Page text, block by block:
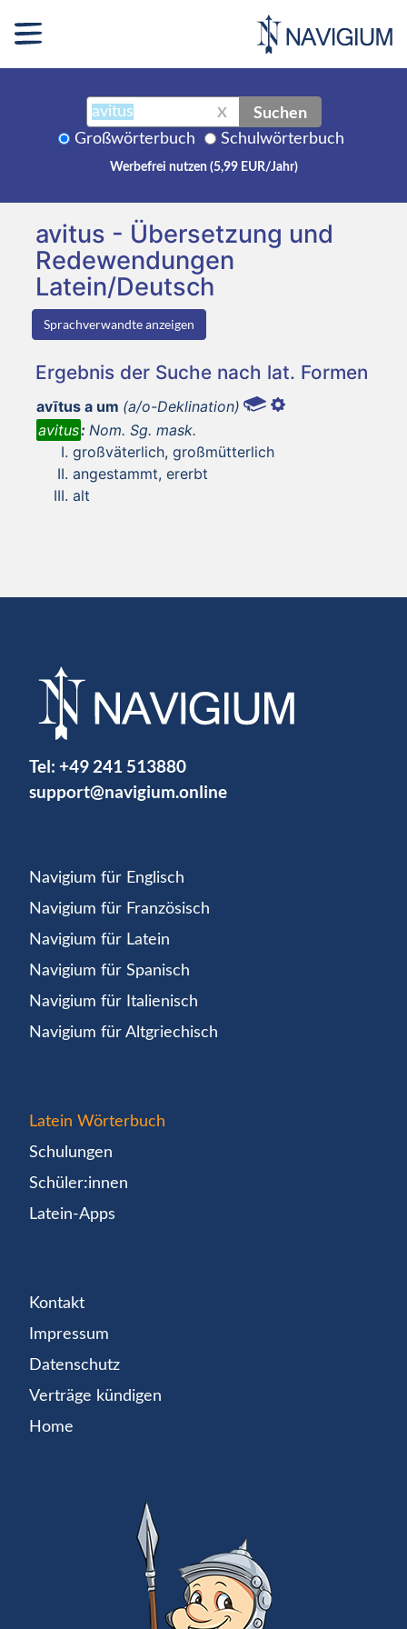
X Suchen
Großwörterbuch Schulwörterbuch
Werbefrei nutzen (5,99 EUR/Jahr)
avitus - Übersetzung und
Redewendungen
Latein/Deutsch
Sprachverwandte anzeigen
Ergebnis der Suche nach lat. Formen
avītus a um (a/o-Deklination)
avitus: Nom. Sg. mask.
großväterlich, großmütterlich
angestammt, ererbt
alt
Tel: +49 241 513880
support@navigium.online
Navigium für Englisch
Navigium für Französisch
Navigium für Latein
Navigium für Spanisch
Navigium für Italienisch
Navigium für Altgriechisch
Latein Wörterbuch
Schulungen
Schüler:innen
Latein-Apps
Kontakt
Impressum
Datenschutz
Verträge kündigen
Home